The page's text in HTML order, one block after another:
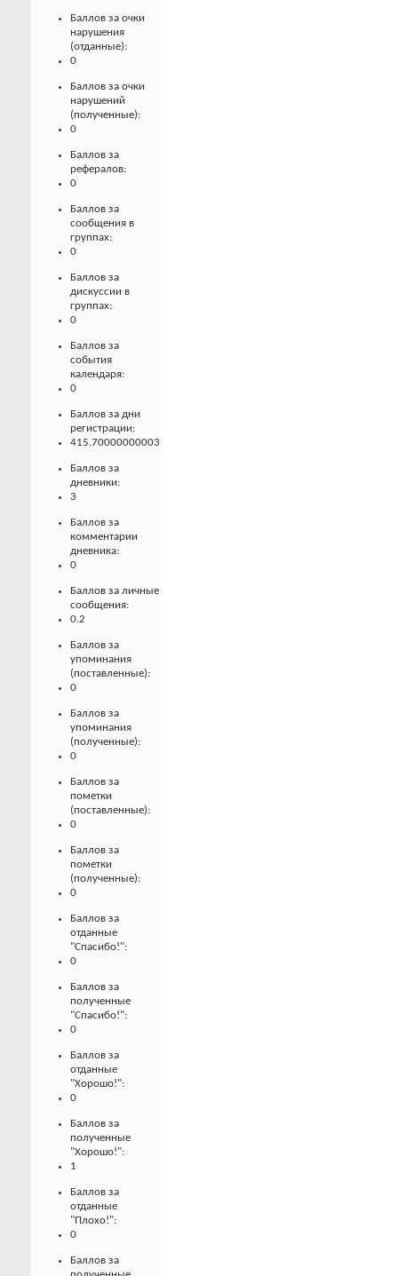
Баллов за очки
нарушения
(отданные):
0
Баллов за очки
нарушений
(полученные):
0
Баллов за
рефералов:
0
Баллов за
сообщения в
группах:
0
Баллов за
дискуссии в
группах:
0
Баллов за
события
календаря:
0
Баллов за дни
регистрации:
415.70000000003
Баллов за
дневники:
3
Баллов за
комментарии
дневника:
0
Баллов за личные
сообщения:
0.2
Баллов за
упоминания
(поставленные):
0
Баллов за
упоминания
(полученные):
0
Баллов за
пометки
(поставленные):
0
Баллов за
пометки
(полученные):
0
Баллов за
отданные
"Спасибо!":
0
Баллов за
полученные
"Спасибо!":
0
Баллов за
отданные
"Хорошо!":
0
Баллов за
полученные
"Хорошо!":
1
Баллов за
отданные
"Плохо!":
0
Баллов за